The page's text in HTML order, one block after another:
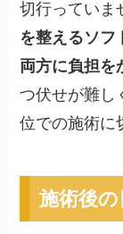
切行っていま
を整えるソフ
両方に負担を
つ伏せが難し
位での施術に
施術後